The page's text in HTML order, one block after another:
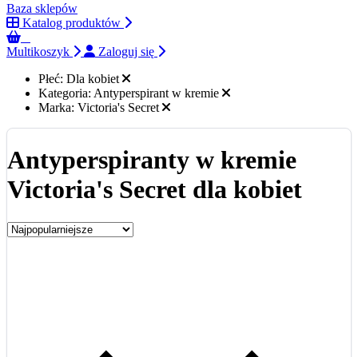
Baza sklepów
Katalog produktów
Multikoszyk
Zaloguj się
Płeć: Dla kobiet
Kategoria: Antyperspirant w kremie
Marka: Victoria's Secret
Antyperspiranty w kremie
Victoria's Secret dla kobiet